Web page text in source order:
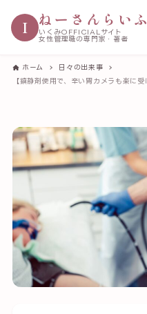
I ねーさんらいふ
いくみOFFICIALサイト
女性管理職の専門家・著者
ホーム
日々の出来事